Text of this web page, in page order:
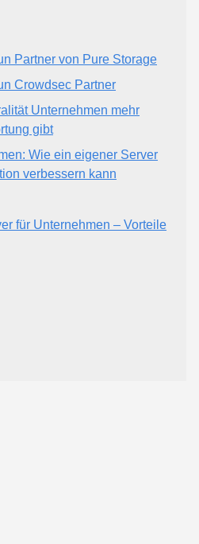
Partner von Pure Storage
Crowdsec Partner
Unternehmen mehr
gibt
Wie ein eigener Server
verbessern kann
für Unternehmen – Vorteile